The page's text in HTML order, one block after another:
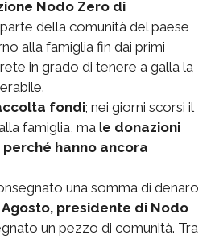
Nodo Zero di
della comunità del paese
alla famiglia fin dai primi
in grado di tenere a galla la
fondi; nei giorni scorsi il
famiglia, ma le donazioni
hanno ancora
una somma di denaro
presidente di Nodo
un pezzo di comunità. Tra